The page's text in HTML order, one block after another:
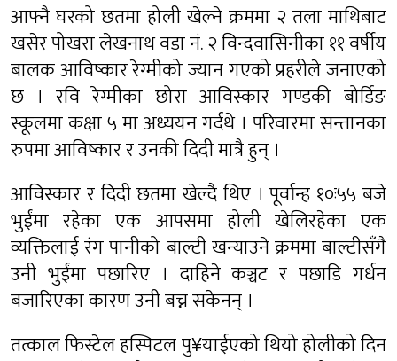
आफ्नै घरको छतमा होली खेल्ने क्रममा २ तला माथिबाट
खसेर पोखरा लेखनाथ वडा नं. २ विन्दवासिनीका ११ वर्षीय
बालक आविष्कार रेग्मीको ज्यान गएको प्रहरीले जनाएको
छ । रवि रेग्मीका छोरा आविस्कार गण्डकी बोर्डिङ
स्कूलमा कक्षा ५ मा अध्ययन गर्दथे । परिवारमा सन्तानका
रुपमा आविष्कार र उनकी दिदी मात्रै हुन् ।
आविस्कार र दिदी छतमा खेल्दै थिए । पूर्वान्ह १०ः५५ बजे
भुईंमा रहेका एक आपसमा होली खेलिरहेका एक
व्यक्तिलाई रंग पानीको बाल्टी खन्याउने क्रममा बाल्टीसँगै
उनी भुईंमा पछारिए । दाहिने कञ्चट र पछाडि गर्धन
बजारिएका कारण उनी बच्न सकेनन् ।
तत्काल फिस्टेल हस्पिटल पु¥याईएको थियो होलीको दिन